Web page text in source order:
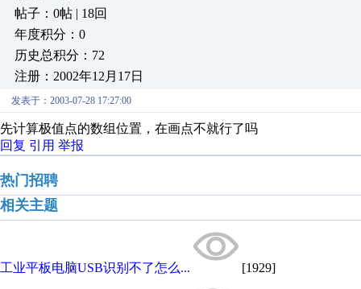
帖子：0帖 | 18回
年度积分：0
历史总积分：72
注册：2002年12月17日
发表于：2003-07-28 17:27:00
先计算极值点的数组位置，在画点不就行了吗
回复 引用 举报
热门招聘
相关主题
工业平板电脑USB识别不了怎么... [1929]